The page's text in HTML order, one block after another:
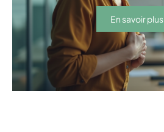
En savoir plus